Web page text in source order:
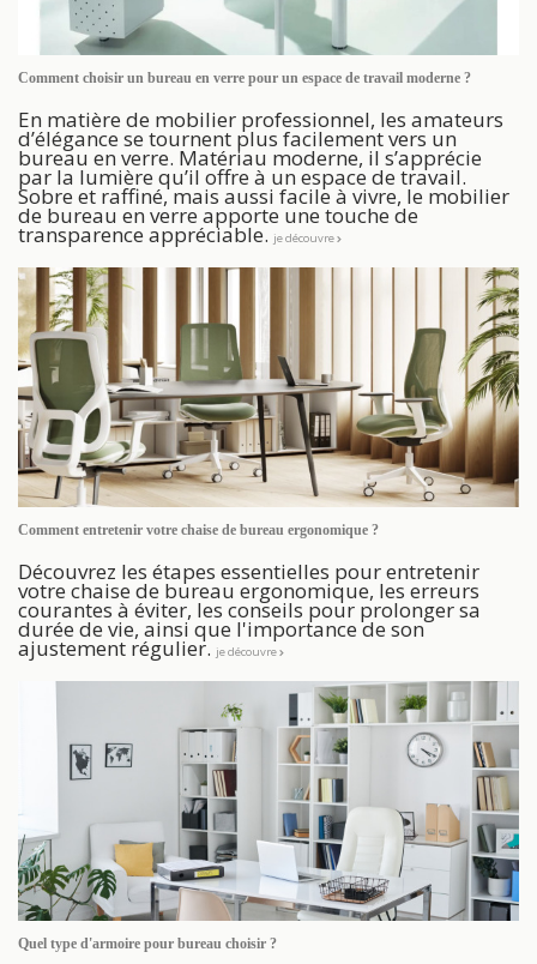
Comment choisir un bureau en verre pour un espace de travail moderne ?
En matière de mobilier professionnel, les amateurs
d’élégance se tournent plus facilement vers un
bureau en verre. Matériau moderne, il s’apprécie
par la lumière qu’il offre à un espace de travail.
Sobre et raffiné, mais aussi facile à vivre, le mobilier
de bureau en verre apporte une touche de
transparence appréciable. je découvre
Comment entretenir votre chaise de bureau ergonomique ?
Découvrez les étapes essentielles pour entretenir
votre chaise de bureau ergonomique, les erreurs
courantes à éviter, les conseils pour prolonger sa
durée de vie, ainsi que l'importance de son
ajustement régulier. je découvre
Quel type d'armoire pour bureau choisir ?